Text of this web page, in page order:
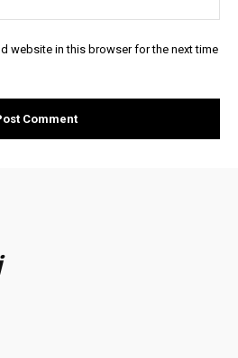
website in this browser for the next time